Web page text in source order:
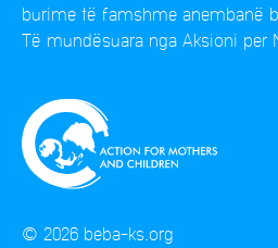
burime të famshme anembanë
Të mundësuara nga Aksioni per
© 2026 beba-ks.org